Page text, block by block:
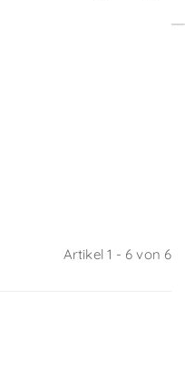
Artikel 1 - 6 von 6